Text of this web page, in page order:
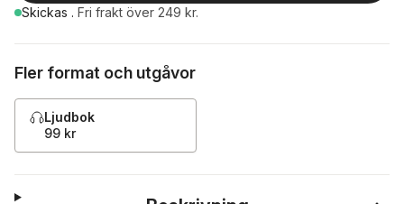
Skickas . Fri frakt över 249 kr.
Fler format och utgåvor
Ljudbok
99 kr